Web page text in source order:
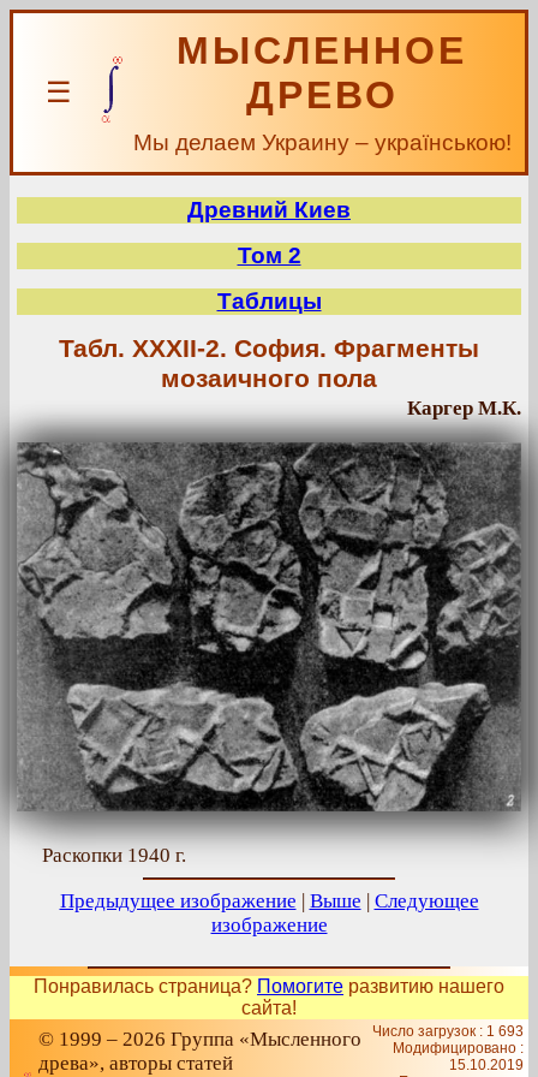
☰
МЫСЛЕННОЕ
ДРЕВО
Мы делаем Украину – українською!
Древний Киев
Том 2
Таблицы
Табл. XXXII-2. София. Фрагменты
мозаичного пола
Каргер М.К.
Раскопки 1940 г.
Предыдущее изображение | Выше | Следующее
изображение
Понравилась страница? Помогите развитию нашего
сайта!
© 1999 – 2026 Группа «Мысленного
древа», авторы статей
Число загрузок : 1 693
Модифицировано :
15.10.2019